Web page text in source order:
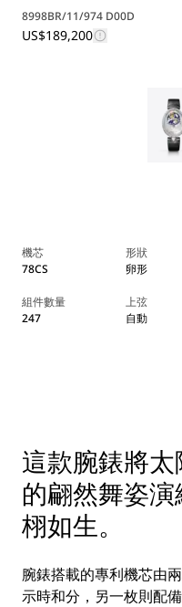
8998BR/11/974 D00D
US$189,200
機芯
78CS
形狀
卵形
組件數量
247
上弦
自動
這款腕錶將
的翩然舞姿
栩如生。
腕錶搭載的專利機芯由
示時和分，另一枚則配